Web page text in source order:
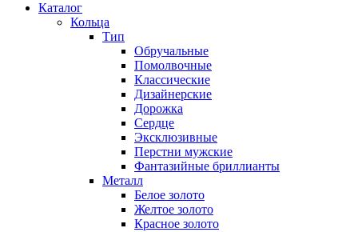
Каталог
Кольца
Тип
Обручальные
Помолвочные
Классические
Дизайнерские
Дорожка
Сердце
Эксклюзивные
Перстни мужские
Фантазийные бриллианты
Металл
Белое золото
Желтое золото
Красное золото